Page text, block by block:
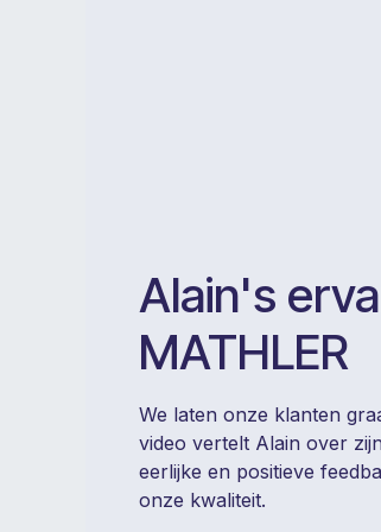
Alain's
MATHLER
We laten onze klanten
video vertelt Alain over
eerlijke en positieve
onze kwaliteit.​